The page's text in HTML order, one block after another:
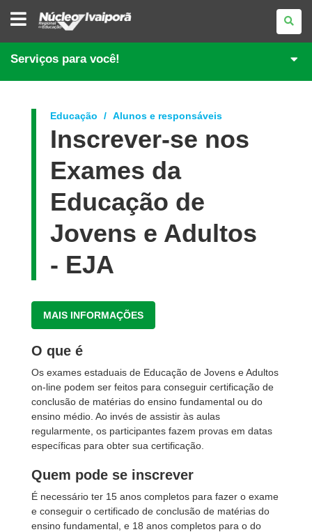
NÚCLEO
REGIONAL
EDUCAÇÃO
DE
IVAIPORÃ
Serviços para você!
Educação Alunos e responsáveis
Inscrever-se nos
Exames da
Educação de
Jovens e Adultos
- EJA
MAIS INFORMAÇÕES
O que é
Os exames estaduais de Educação de Jovens e Adultos
on-line podem ser feitos para conseguir certificação de
conclusão de matérias do ensino fundamental ou do
ensino médio. Ao invés de assistir às aulas
regularmente, os participantes fazem provas em datas
específicas para obter sua certificação.
Quem pode se inscrever
É necessário ter 15 anos completos para fazer o exame
e conseguir o certificado de conclusão de matérias do
ensino fundamental, e 18 anos completos para o do